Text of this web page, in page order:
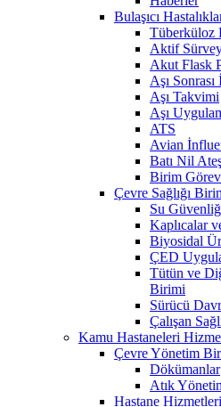
Bulaşıcı
Tüberküloz
Aktif
Akut Flask
Aşı
Aşı Takvimi
Aşı
ATS
Avian
Batı Nil
Birim Görev
Çevre Sağlığı
Su
Kaplıcalar
Biyosidal
ÇED
Tütün ve
Birimi
Sürücü
Çalışan
Kamu Hastaneleri
Çevre Yönetim
Dökümanlar
Atık
Hastane